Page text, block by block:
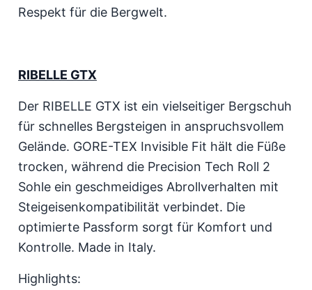
Respekt für die Bergwelt.
RIBELLE GTX
Der RIBELLE GTX ist ein vielseitiger Bergschuh
für schnelles Bergsteigen in anspruchsvollem
Gelände. GORE-TEX Invisible Fit hält die Füße
trocken, während die Precision Tech Roll 2
Sohle ein geschmeidiges Abrollverhalten mit
Steigeisenkompatibilität verbindet. Die
optimierte Passform sorgt für Komfort und
Kontrolle. Made in Italy.
Highlights: